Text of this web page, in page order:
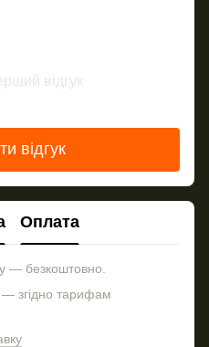
відгук
відгук
Оплата
— безкоштовно.
згідно тарифам